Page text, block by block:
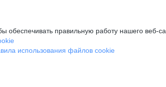
правильную работу нашего веб-
использования файлов cookie